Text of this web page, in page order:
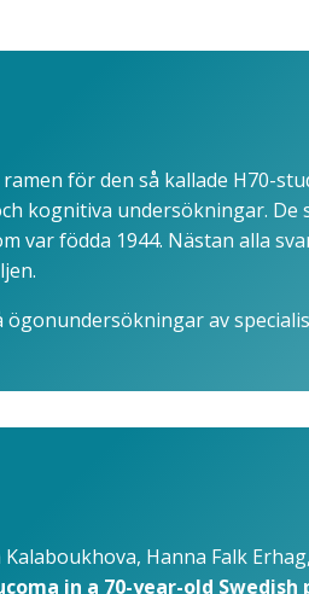
för den så kallade H70-
kognitiva undersökningar. De
var födda 1944. Nästan alla
ögonundersökningar av
Kalaboukhova, Hanna Falk
in a 70-year-old